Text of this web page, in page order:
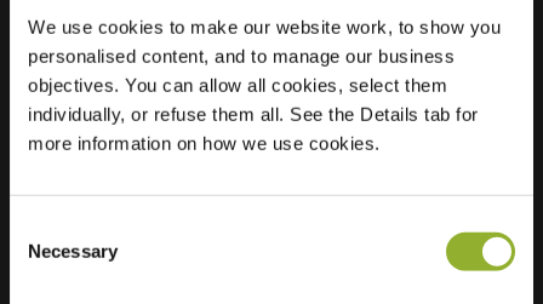
We use cookies to make our website work, to show you
personalised content, and to manage our business
objectives. You can allow all cookies, select them
individually, or refuse them all. See the Details tab for
more information on how we use cookies.
Selection
Necessary
Localisation
Kuyperhoeve 31
2743 JM
Waddinxveen
Pays-Bas